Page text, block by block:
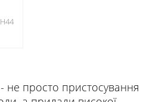
- не просто пристосування